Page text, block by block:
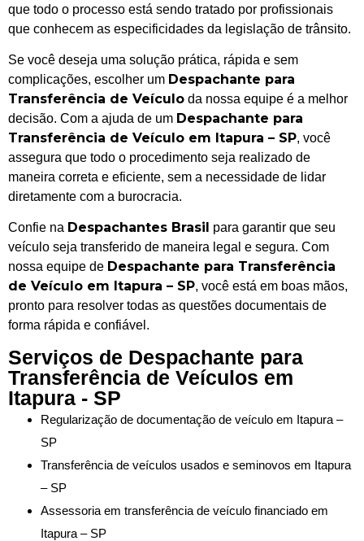
que todo o processo está sendo tratado por profissionais
que conhecem as especificidades da legislação de trânsito.
Se você deseja uma solução prática, rápida e sem
complicações, escolher um Despachante para
Transferência de Veículo da nossa equipe é a melhor
decisão. Com a ajuda de um Despachante para
Transferência de Veículo em Itapura – SP, você
assegura que todo o procedimento seja realizado de
maneira correta e eficiente, sem a necessidade de lidar
diretamente com a burocracia.
Confie na Despachantes Brasil
para garantir que seu
veículo seja transferido de maneira legal e segura. Com
nossa equipe de Despachante para Transferência
de Veículo em Itapura – SP, você está em boas mãos,
pronto para resolver todas as questões documentais de
forma rápida e confiável.
Serviços de Despachante para
Transferência de Veículos em
Itapura - SP
Regularização de documentação de veículo em Itapura –
SP
Transferência de veículos usados e seminovos em Itapura
– SP
Assessoria em transferência de veículo financiado em
Itapura – SP